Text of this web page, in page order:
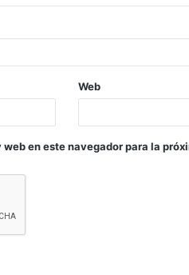
Web
en este navegador para la